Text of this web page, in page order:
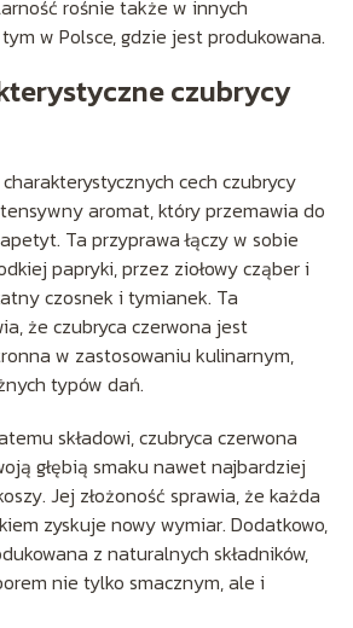
rośnie także w innych
w Polsce, gdzie jest produkowana.
czubrycy
cech czubrycy
aromat, który przemawia do
Ta przyprawa łączy w sobie
papryki, przez ziołowy cząber i
czosnek i tymianek. Ta
że czubryca czerwona jest
w zastosowaniu kulinarnym,
typów dań.
składowi, czubryca czerwona
głębią smaku nawet najbardziej
Jej złożoność sprawia, że każda
zyskuje nowy wymiar. Dodatkowo,
z naturalnych składników,
nie tylko smacznym, ale i